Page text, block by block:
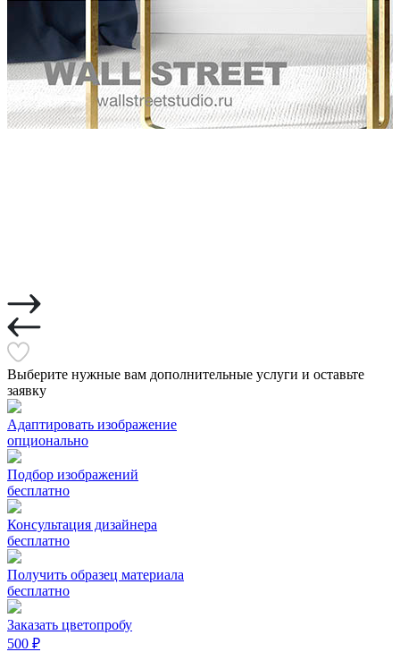
Выберите нужные вам дополнительные услуги и оставьте
заявку
Адаптировать изображение
опционально
Подбор изображений
бесплатно
Консультация дизайнера
бесплатно
Получить образец материала
бесплатно
Заказать цветопробу
500 ₽